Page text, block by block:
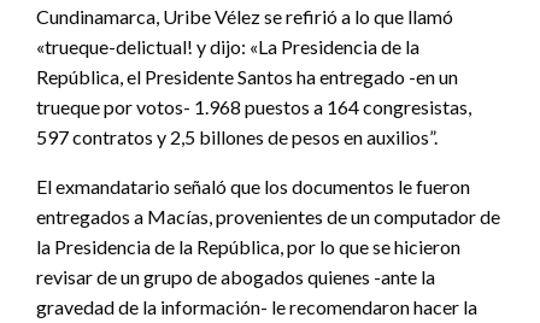
Cundinamarca, Uribe Vélez se refirió a lo que llamó
«trueque-delictual! y dijo: «La Presidencia de la
República, el Presidente Santos ha entregado -en un
trueque por votos- 1.968 puestos a 164 congresistas,
597 contratos y 2,5 billones de pesos en auxilios”.
El exmandatario señaló que los documentos le fueron
entregados a Macías, provenientes de un computador de
la Presidencia de la República, por lo que se hicieron
revisar de un grupo de abogados quienes -ante la
gravedad de la información- le recomendaron hacer la